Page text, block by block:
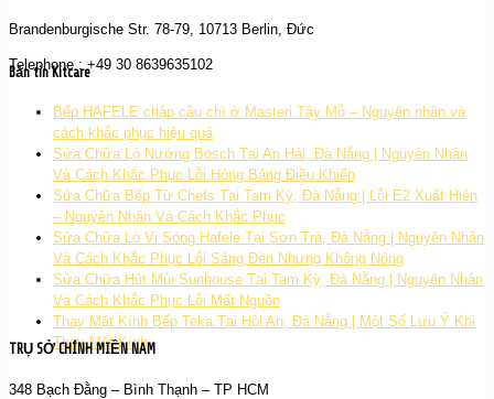
Brandenburgische Str. 78-79, 10713 Berlin, Đức
Telephone : +49 30 8639635102
Bản tin Kitcare
Bếp HAFELE chập cầu chì ở Masteri Tây Mỗ – Nguyên nhân và
cách khắc phục hiệu quả
Sửa Chữa Lò Nướng Bosch Tại An Hải, Đà Nẵng | Nguyên Nhân
Và Cách Khắc Phục Lỗi Hỏng Bảng Điều Khiển
Sửa Chữa Bếp Từ Chefs Tại Tam Kỳ, Đà Nẵng | Lỗi E2 Xuất Hiện
– Nguyên Nhân Và Cách Khắc Phục
Sửa Chữa Lò Vi Sóng Hafele Tại Sơn Trà, Đà Nẵng | Nguyên Nhân
Và Cách Khắc Phục Lỗi Sáng Đèn Nhưng Không Nóng
Sửa Chữa Hút Mùi Sunhouse Tại Tam Kỳ, Đà Nẵng | Nguyên Nhân
Và Cách Khắc Phục Lỗi Mất Nguồn
Thay Mặt Kính Bếp Teka Tại Hội An, Đà Nẵng | Một Số Lưu Ý Khi
Thay Mặt Kính
TRỤ SỞ CHÍNH MIỀN NAM
348 Bạch Đằng – Bình Thạnh – TP HCM